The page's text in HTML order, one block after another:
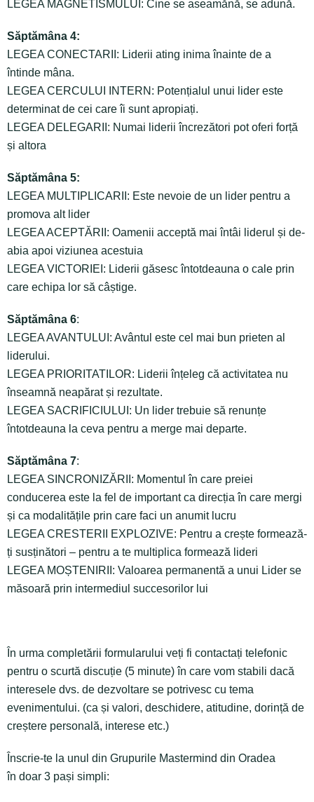
LEGEA MAGNETISMULUI: Cine se aseamănă, se adună.
Săptămâna 4:
LEGEA CONECTARII: Liderii ating inima înainte de a
întinde mâna.
LEGEA CERCULUI INTERN: Potențialul unui lider este
determinat de cei care îi sunt apropiați.
LEGEA DELEGARII: Numai liderii încrezători pot oferi forță
și altora
Săptămâna 5:
LEGEA MULTIPLICARII: Este nevoie de un lider pentru a
promova alt lider
LEGEA ACEPTĂRII: Oamenii acceptă mai întâi liderul și de-
abia apoi viziunea acestuia
LEGEA VICTORIEI: Liderii găsesc întotdeauna o cale prin
care echipa lor să câștige.
Săptămâna 6:
LEGEA AVANTULUI: Avântul este cel mai bun prieten al
liderului.
LEGEA PRIORITATILOR: Liderii înțeleg că activitatea nu
înseamnă neapărat și rezultate.
LEGEA SACRIFICIULUI: Un lider trebuie să renunțe
întotdeauna la ceva pentru a merge mai departe.
Săptămâna 7:
LEGEA SINCRONIZĂRII: Momentul în care preiei
conducerea este la fel de important ca direcția în care mergi
și ca modalitățile prin care faci un anumit lucru
LEGEA CRESTERII EXPLOZIVE: Pentru a crește formează-
ți susținători – pentru a te multiplica formează lideri
LEGEA MOȘTENIRII: Valoarea permanentă a unui Lider se
măsoară prin intermediul succesorilor lui
În urma completării formularului veți fi contactați telefonic
pentru o scurtă discuție (5 minute) în care vom stabili dacă
interesele dvs. de dezvoltare se potrivesc cu tema
evenimentului. (ca și valori, deschidere, atitudine, dorință de
creștere personală, interese etc.)
Înscrie-te la unul din Grupurile Mastermind din Oradea
în doar 3 pași simpli: